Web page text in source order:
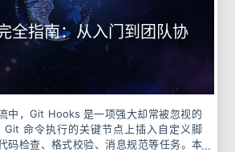
全指南：从入门到团队协
中，Git Hooks 是一项强大却常被忽视的
命令执行的关键节点上插入自定义脚
码检查、格式校验、消息规范等任务。本